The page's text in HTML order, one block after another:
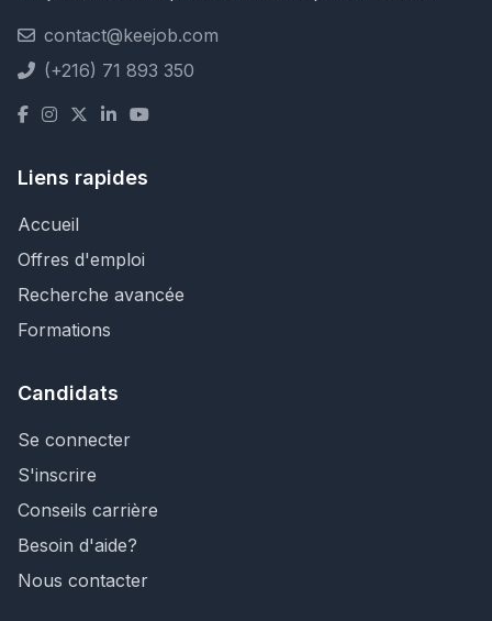
contact@keejob.com
(+216) 71 893 350
Liens rapides
Accueil
Offres d'emploi
Recherche avancée
Formations
Candidats
Se connecter
S'inscrire
Conseils carrière
Besoin d'aide?
Nous contacter